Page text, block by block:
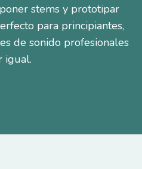
stems y prototipar
para principiantes,
de sonido profesionales
igual.